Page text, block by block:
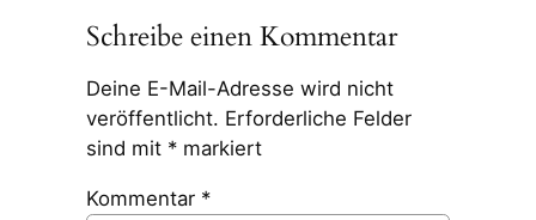
Schreibe einen Kommentar
Deine E-Mail-Adresse wird nicht
veröffentlicht. Erforderliche Felder
sind mit *markiert
Kommentar *